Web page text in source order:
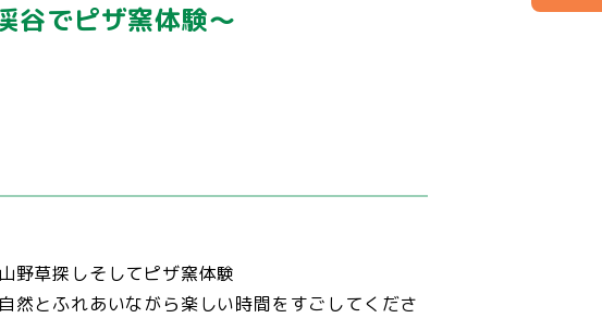
でピザ窯体験～
野草探しそしてピザ窯体験
然とふれあいながら楽しい時間をすごしてくださ